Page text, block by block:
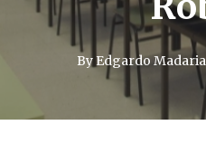
By Edgardo Madaria